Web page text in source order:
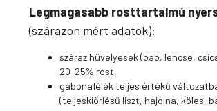
Legmagasabb rosttartalmú
(szárazon mért adatok):
száraz hüvelyesek (bab, lencse,
20-25% rost
gabonafélék teljes értékű
(teljeskiőrlésű liszt, hajdina, köles,